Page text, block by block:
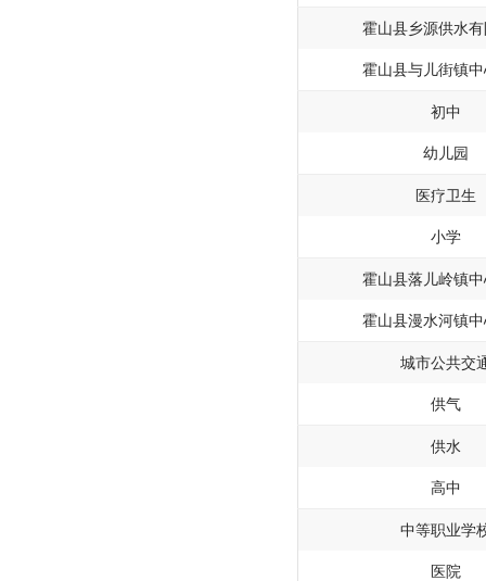
霍山县乡源供水
霍山县与儿街镇
初中
幼儿园
医疗卫生
小学
霍山县落儿岭镇
霍山县漫水河镇
城市公共交
供气
供水
高中
中等职业学
医院